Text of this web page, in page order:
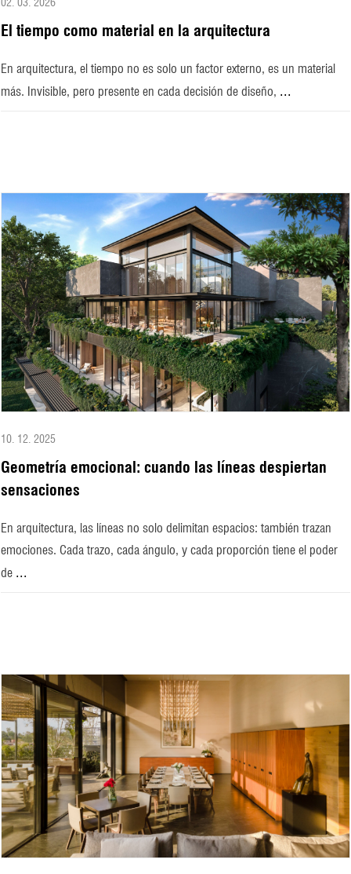
02. 03. 2026
El tiempo como material en la arquitectura
En arquitectura, el tiempo no es solo un factor externo, es un material
más. Invisible, pero presente en cada decisión de diseño, ...
10. 12. 2025
Geometría emocional: cuando las líneas despiertan
sensaciones
En arquitectura, las líneas no solo delimitan espacios: también trazan
emociones. Cada trazo, cada ángulo, y cada proporción tiene el poder
de ...